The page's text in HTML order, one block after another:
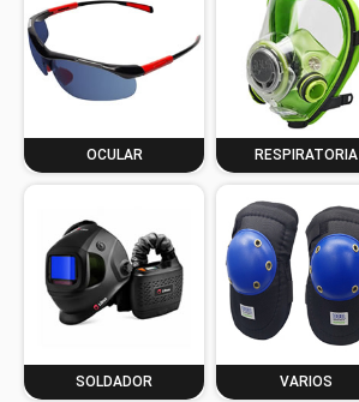
OCULAR RESPIRATORIA
SOLDADOR VARIOS